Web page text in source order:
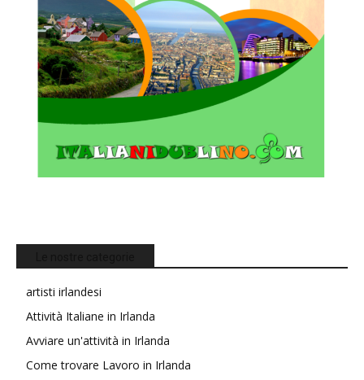
artisti irlandesi
Attività Italiane in Irlanda
Avviare un'attività in Irlanda
Come trovare Lavoro in Irlanda